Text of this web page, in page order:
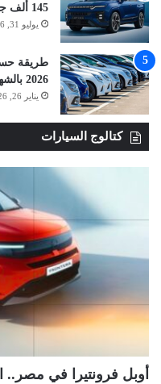
145 ألف جنيه
يوليو 31, 2026
طريقة
2026 بالشهر العقاري| مستند رسمي
يناير 26, 2026
كتالوج السيارات
أوبل فرونتيرا في مصر..